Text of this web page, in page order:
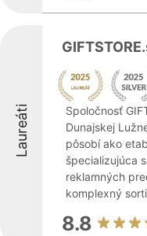
Laureáti
Spoločnosť
Dunajskej
pôsobí ako
špecializujúca
reklamných
komplexný
8.8